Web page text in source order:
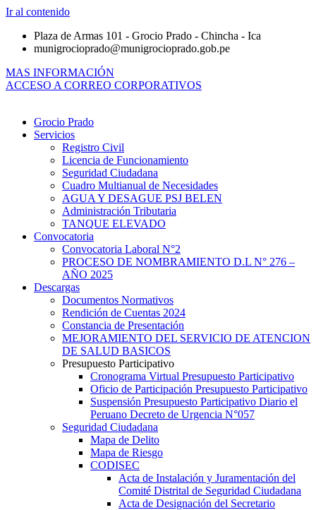
Ir al contenido
Plaza de Armas 101 - Grocio Prado - Chincha - Ica
munigrocioprado@munigrocioprado.gob.pe
MAS INFORMACIÓN
ACCESO A CORREO CORPORATIVOS
Grocio Prado
Servicios
Registro Civil
Licencia de Funcionamiento
Seguridad Ciudadana
Cuadro Multianual de Necesidades
AGUA Y DESAGUE PSJ BELEN
Administración Tributaria
TANQUE ELEVADO
Convocatoria
Convocatoria Laboral N°2
PROCESO DE NOMBRAMIENTO D.L N° 276 –
AÑO 2025
Descargas
Documentos Normativos
Rendición de Cuentas 2024
Constancia de Presentación
MEJORAMIENTO DEL SERVICIO DE ATENCION
DE SALUD BASICOS
Presupuesto Participativo
Cronograma Virtual Presupuesto Participativo
Oficio de Participación Presupuesto Participativo
Suspensión Presupuesto Participativo Diario el
Peruano Decreto de Urgencia N°057
Seguridad Ciudadana
Mapa de Delito
Mapa de Riesgo
CODISEC
Acta de Instalación y Juramentación del
Comité Distrital de Seguridad Ciudadana
Acta de Designación del Secretario